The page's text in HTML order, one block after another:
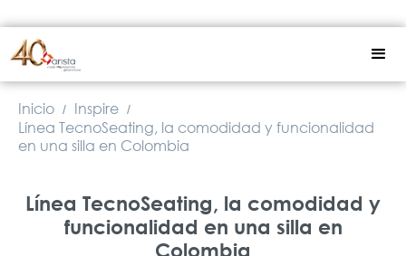
Inicio / Inspire /
Línea TecnoSeating, la comodidad y funcionalidad
en una silla en Colombia
Línea TecnoSeating, la comodidad y
funcionalidad en una silla en
Colombia